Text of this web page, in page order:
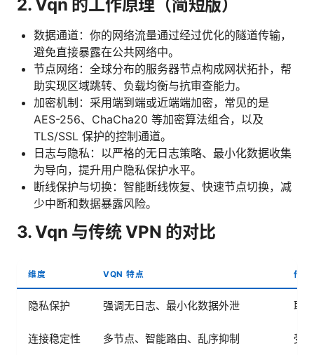
2. Vqn 的工作原理（简短版）
数据通道：你的网络流量通过经过优化的隧道传输，
避免直接暴露在公共网络中。
节点网络：全球分布的服务器节点构成网状拓扑，帮
助实现区域跳转、负载均衡与抗审查能力。
加密机制：采用端到端或近端端加密，常见的是
AES-256、ChaCha20 等加密算法组合，以及
TLS/SSL 保护的控制通道。
日志与隐私：以严格的无日志策略、最小化数据收集
为导向，提升用户隐私保护水平。
断线保护与切换：智能断线恢复、快速节点切换，减
少中断和数据暴露风险。
3. Vqn 与传统 VPN 的对比
维度 VQN 特点 传统
隐私保护 强调无日志、最小化数据外泄 取
连接稳定性 多节点、智能路由、乱序抑制 受